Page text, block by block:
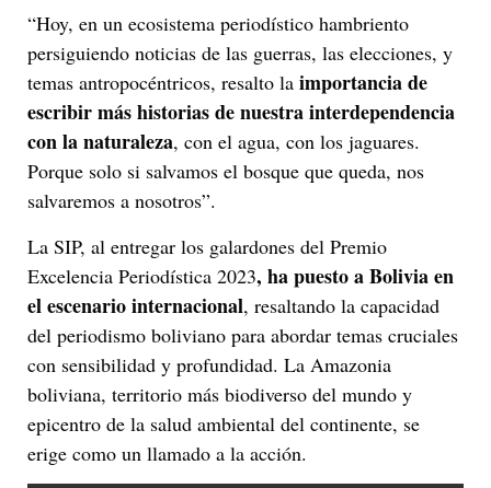
“Hoy, en un ecosistema periodístico hambriento
persiguiendo noticias de las guerras, las elecciones, y
temas antropocéntricos, resalto la importancia de
escribir más historias de nuestra interdependencia
con la naturaleza, con el agua, con los jaguares.
Porque solo si salvamos el bosque que queda, nos
salvaremos a nosotros”.
La SIP, al entregar los galardones del Premio
Excelencia Periodística 2023, ha puesto a Bolivia en
el escenario internacional, resaltando la capacidad
del periodismo boliviano para abordar temas cruciales
con sensibilidad y profundidad. La Amazonia
boliviana, territorio más biodiverso del mundo y
epicentro de la salud ambiental del continente, se
erige como un llamado a la acción.